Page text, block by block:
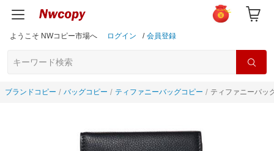
ようこそ NWコピー市場へ ログイン / 会員登録
ブランドコピー バッグコピー ティファニーバッグコピー ティファニーバッ